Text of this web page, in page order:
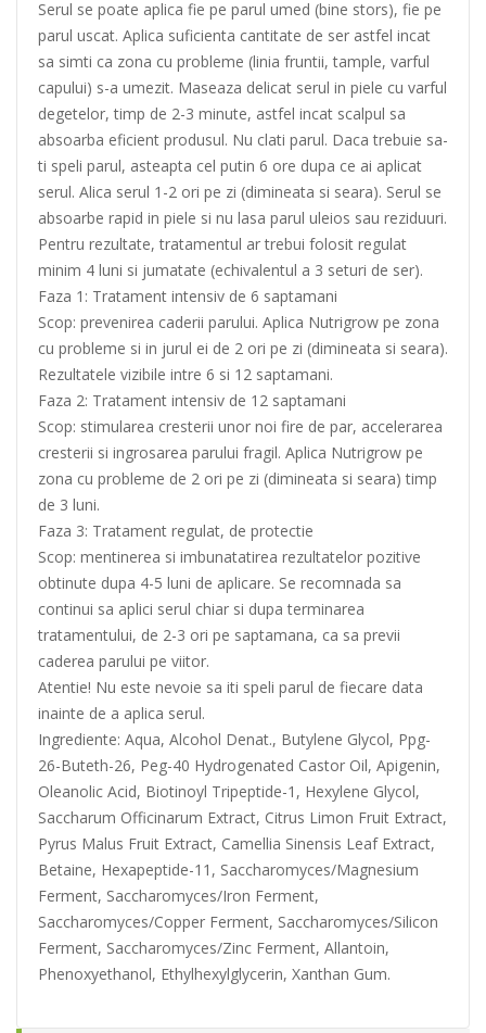
Serul se poate aplica fie pe parul umed (bine stors), fie pe
parul uscat. Aplica suficienta cantitate de ser astfel incat
sa simti ca zona cu probleme (linia fruntii, tample, varful
capului) s-a umezit. Maseaza delicat serul in piele cu varful
degetelor, timp de 2-3 minute, astfel incat scalpul sa
absoarba eficient produsul. Nu clati parul. Daca trebuie sa-
ti speli parul, asteapta cel putin 6 ore dupa ce ai aplicat
serul. Alica serul 1-2 ori pe zi (dimineata si seara). Serul se
absoarbe rapid in piele si nu lasa parul uleios sau reziduuri.
Pentru rezultate, tratamentul ar trebui folosit regulat
minim 4 luni si jumatate (echivalentul a 3 seturi de ser).
Faza 1: Tratament intensiv de 6 saptamani
Scop: prevenirea caderii parului. Aplica Nutrigrow pe zona
cu probleme si in jurul ei de 2 ori pe zi (dimineata si seara).
Rezultatele vizibile intre 6 si 12 saptamani.
Faza 2: Tratament intensiv de 12 saptamani
Scop: stimularea cresterii unor noi fire de par, accelerarea
cresterii si ingrosarea parului fragil. Aplica Nutrigrow pe
zona cu probleme de 2 ori pe zi (dimineata si seara) timp
de 3 luni.
Faza 3: Tratament regulat, de protectie
Scop: mentinerea si imbunatatirea rezultatelor pozitive
obtinute dupa 4-5 luni de aplicare. Se recomnada sa
continui sa aplici serul chiar si dupa terminarea
tratamentului, de 2-3 ori pe saptamana, ca sa previi
caderea parului pe viitor.
Atentie! Nu este nevoie sa iti speli parul de fiecare data
inainte de a aplica serul.
Ingrediente: Aqua, Alcohol Denat., Butylene Glycol, Ppg-
26-Buteth-26, Peg-40 Hydrogenated Castor Oil, Apigenin,
Oleanolic Acid, Biotinoyl Tripeptide-1, Hexylene Glycol,
Saccharum Officinarum Extract, Citrus Limon Fruit Extract,
Pyrus Malus Fruit Extract, Camellia Sinensis Leaf Extract,
Betaine, Hexapeptide-11, Saccharomyces/Magnesium
Ferment, Saccharomyces/Iron Ferment,
Saccharomyces/Copper Ferment, Saccharomyces/Silicon
Ferment, Saccharomyces/Zinc Ferment, Allantoin,
Phenoxyethanol, Ethylhexylglycerin, Xanthan Gum.